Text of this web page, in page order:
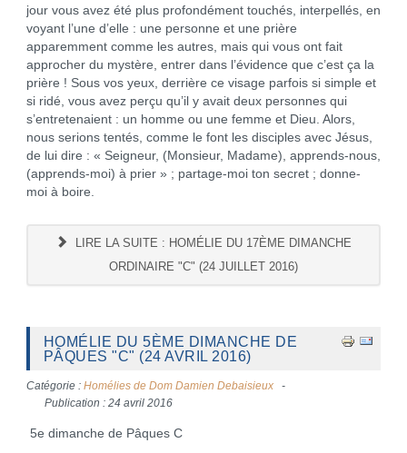
jour vous avez été plus profondément touchés, interpellés, en
voyant l’une d’elle : une personne et une prière
apparemment comme les autres, mais qui vous ont fait
approcher du mystère, entrer dans l’évidence que c’est ça la
prière ! Sous vos yeux, derrière ce visage parfois si simple et
si ridé, vous avez perçu qu’il y avait deux personnes qui
s’entretenaient : un homme ou une femme et Dieu. Alors,
nous serions tentés, comme le font les disciples avec Jésus,
de lui dire : « Seigneur, (Monsieur, Madame), apprends-nous,
(apprends-moi) à prier » ; partage-moi ton secret ; donne-
moi à boire.
LIRE LA SUITE : HOMÉLIE DU 17ÈME DIMANCHE
ORDINAIRE "C" (24 JUILLET 2016)
HOMÉLIE DU 5ÈME DIMANCHE DE
PÂQUES "C" (24 AVRIL 2016)
Catégorie : Homélies de Dom Damien Debaisieux
Publication : 24 avril 2016
5e dimanche de Pâques C